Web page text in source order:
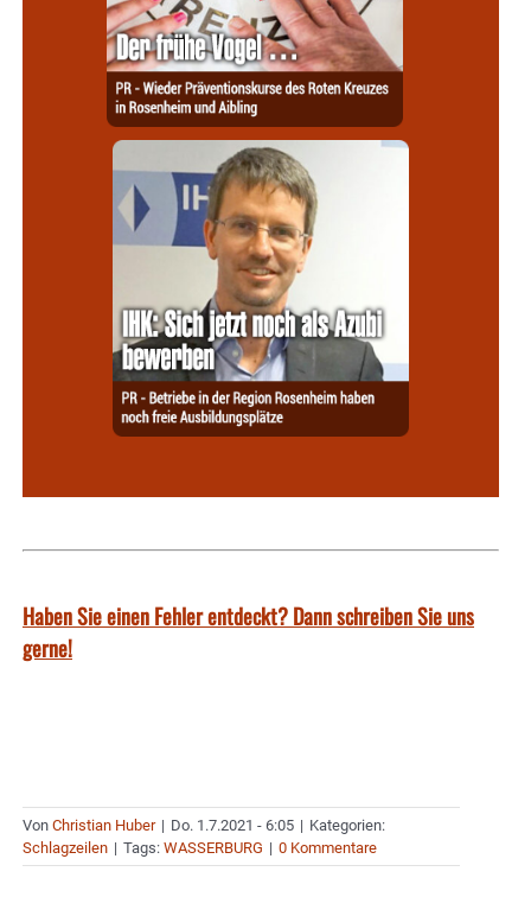
Haben Sie einen Fehler entdeckt? Dann schreiben Sie uns
gerne!
Von Christian Huber | Do. 1.7.2021 - 6:05 | Kategorien:
Schlagzeilen | Tags: WASSERBURG | 0 Kommentare